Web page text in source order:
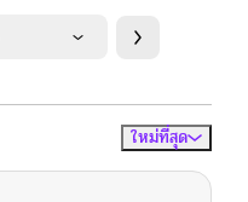
ใหม่ที่สุด